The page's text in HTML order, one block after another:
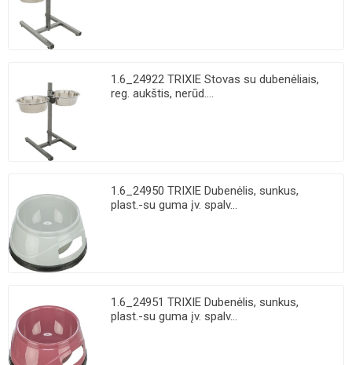
1.6_24922 TRIXIE Stovas su dubenėliais,
reg. aukštis, nerūd....
1.6_24950 TRIXIE Dubenėlis, sunkus,
plast.-su guma įv. spalv...
1.6_24951 TRIXIE Dubenėlis, sunkus,
plast.-su guma įv. spalv...